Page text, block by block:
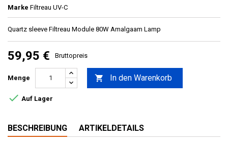
Marke Filtreau UV-C
Quartz sleeve Filtreau Module 80W Amalgaam Lamp
59,95 € Bruttopreis
Menge  In den Warenkorb
 Auf Lager
BESCHREIBUNG ARTIKELDETAILS